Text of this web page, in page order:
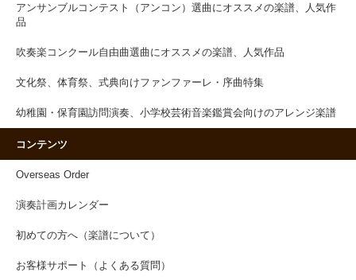
アンサンブルコンテスト（アンコン）選曲にオススメの楽譜、人気作
品
吹奏楽コンクール自由曲選曲にオススメの楽譜、人気作品
文化祭、体育祭、式典向けファンファーレ・序曲特集
幼稚園・保育園訪問演奏、小学校芸術音楽鑑賞会向けのアレンジ楽譜
コンテンツ
Overseas Order
演奏計画カレンダー
初めての方へ（楽譜について）
お客様サポート（よくある質問）